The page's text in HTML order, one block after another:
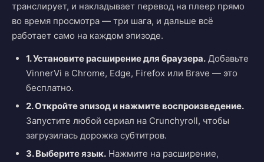
транслирует, и накладывает перевод на плеер прямо
во время просмотра — три шага, и дальше всё
работает само на каждом эпизоде.
1. Установите расширение для браузера. Добавьте
VinnerVi в Chrome, Edge, Firefox или Brave — это
бесплатно.
2. Откройте эпизод и нажмите воспроизведение.
Запустите любой сериал на Crunchyroll, чтобы
загрузилась дорожка субтитров.
3. Выберите язык. Нажмите на расширение,